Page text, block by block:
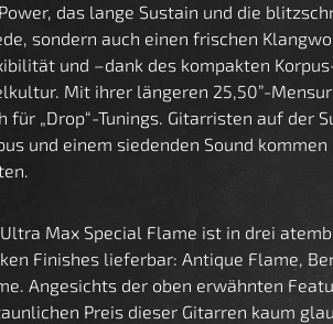
das lange Sustain und die
sondern auch einen frischen
und –dank des kompakten
Mit ihrer längeren 25,50”-
für „Drop“-Tunings. Gitarristen auf der
und einem siedenden Sound
Max Special Flame ist in drei
Finishes lieferbar: Antique Flame,
Angesichts der oben erwähnten
Preis dieser Gitarren kaum